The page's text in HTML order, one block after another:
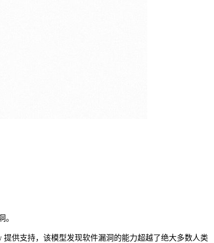
。
提供支持，该模型发现软件漏洞的能力超越了绝大多数人类